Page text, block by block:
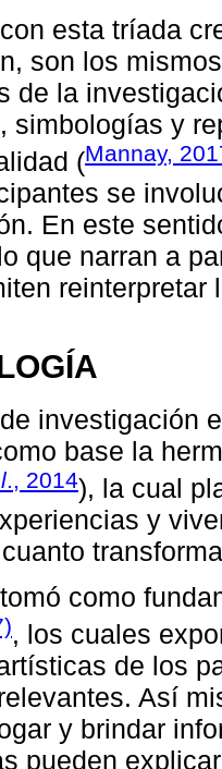
esta tríada
son los
de la
simbologías y
(Mannay,
se
En este
que narran a
investigación
base la
., 2014), la cual
y
como
, los cuales
de los
Así
y brindar
pueden